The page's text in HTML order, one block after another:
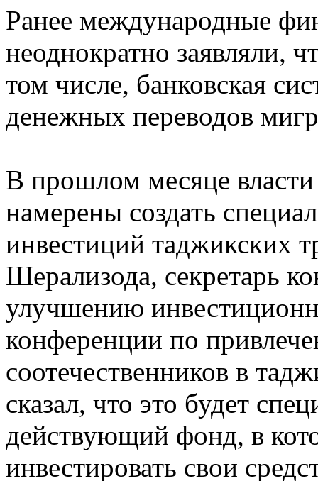
Ранее международные
неоднократно заявляли,
том числе, банковская
денежных переводов
В прошлом месяце
намерены создать
инвестиций таджикских
Шерализода, секретарь
улучшению
конференции по
соотечественников в
сказал, что это будет
действующий фонд, в
инвестировать свои